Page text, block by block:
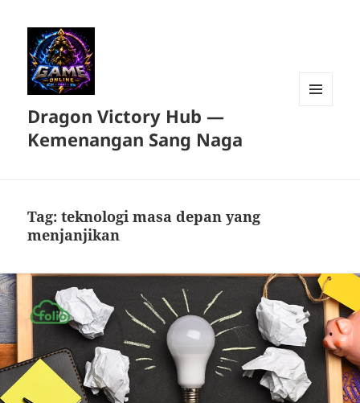
Dragon Victory Hub —
Kemenangan Sang Naga
Tag:teknologi masa depan yang
menjanjikan